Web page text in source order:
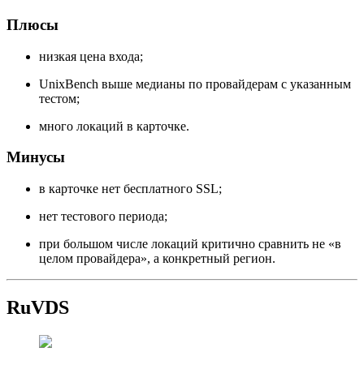
Плюсы
низкая цена входа;
UnixBench выше медианы по провайдерам с указанным
тестом;
много локаций в карточке.
Минусы
в карточке нет бесплатного SSL;
нет тестового периода;
при большом числе локаций критично сравнить не «в
целом провайдера», а конкретный регион.
RuVDS